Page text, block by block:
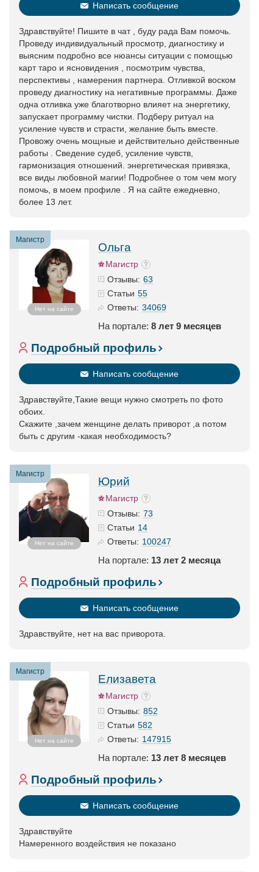
Написать сообщение
Здравствуйте! Пишите в чат , буду рада Вам помочь.
Проведу индивидуальный просмотр, диагностику и
выясним подробно все нюансы ситуации с помощью
карт таро и ясновидения , посмотрим чувства,
перспективы , намерения партнера. Отливкой воском
проведу диагностику на негативные программы. Даже
одна отливка уже благотворно влияет на энергетику,
запускает программу чистки. Подберу ритуал на
усиление чувств и страсти, желание быть вместе.
Провожу очень мощные и действительно действенные
работы . Сведение судеб, усиление чувств,
гармонизация отношений. энергетическая привязка,
все виды любовной магии! Подробнее о том чем могу
помочь, в моем профиле . Я на сайте ежедневно,
более 13 лет.
Магистр
Нет на сайте
Ольга
Магистр
Отзывы: 63
Статьи 55
Ответы: 34069
На портале: 8 лет 9 месяцев
Подробный профиль
Написать сообщение
Здравствуйте,Такие вещи нужно смотреть по фото
обоих.
Скажите ,зачем женщине делать приворот ,а потом
быть с другим -какая необходимость?
Магистр
Нет на сайте
Юрий
Магистр
Отзывы: 73
Статьи 14
Ответы: 100247
На портале: 13 лет 2 месяца
Подробный профиль
Написать сообщение
Здравствуйте, нет на вас приворота.
Магистр
Нет на сайте
Елизавета
Магистр
Отзывы: 852
Статьи 582
Ответы: 147915
На портале: 13 лет 8 месяцев
Подробный профиль
Написать сообщение
Здравствуйте
Намеренного воздействия не показано